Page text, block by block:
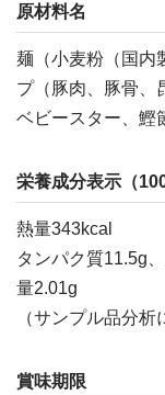
原材料名
麺（小麦粉（国内
プ（豚肉、豚骨、
ベビースター、鰹
栄養成分表示（
熱量343kcal
タンパク質11.5g
量2.01g
（サンプル品分析
賞味期限